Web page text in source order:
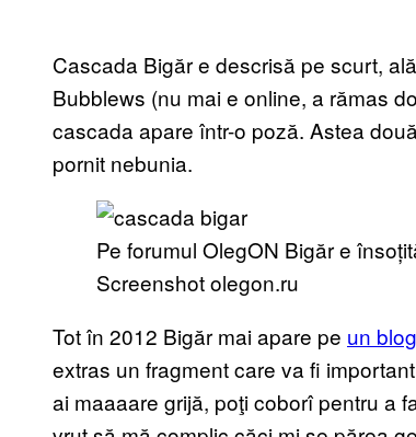
Cascada Bigăr e descrisă pe scurt,
Bubblews (nu mai e online, a rămas
cascada apare într-o poză. Astea
pornit nebunia.
Pe forumul OlegON Bigăr e
Screenshot olegon.ru
Tot în 2012 Bigăr mai apare pe un
extras un fragment care va fi
ai maaaare grijă, poţi coborî pentru a